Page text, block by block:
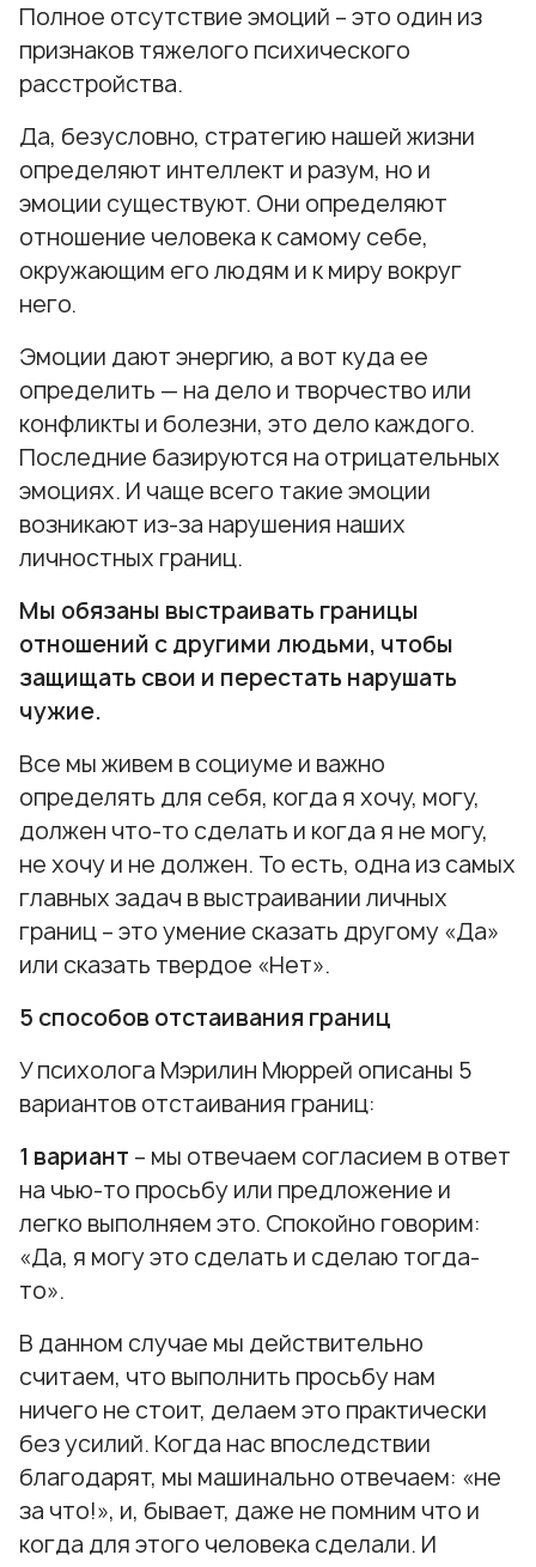
Полное отсутствие эмоций – это один из
признаков тяжелого психического
расстройства.
Да, безусловно, стратегию нашей жизни
определяют интеллект и разум, но и
эмоции существуют. Они определяют
отношение человека к самому себе,
окружающим его людям и к миру вокруг
него.
Эмоции дают энергию, а вот куда ее
определить — на дело и творчество или
конфликты и болезни, это дело каждого.
Последние базируются на отрицательных
эмоциях. И чаще всего такие эмоции
возникают из-за нарушения наших
личностных границ.
Мы обязаны выстраивать границы
отношений с другими людьми, чтобы
защищать свои и перестать нарушать
чужие.
Все мы живем в социуме и важно
определять для себя, когда я хочу, могу,
должен что-то сделать и когда я не могу,
не хочу и не должен. То есть, одна из самых
главных задач в выстраивании личных
границ – это умение сказать другому «Да»
или сказать твердое «Нет».
5 способов отстаивания границ
У психолога Мэрилин Мюррей описаны 5
вариантов отстаивания границ:
1 вариант – мы отвечаем согласием в ответ
на чью-то просьбу или предложение и
легко выполняем это. Спокойно говорим:
«Да, я могу это сделать и сделаю тогда-
то».
В данном случае мы действительно
считаем, что выполнить просьбу нам
ничего не стоит, делаем это практически
без усилий. Когда нас впоследствии
благодарят, мы машинально отвечаем: «не
за что!», и, бывает, даже не помним что и
когда для этого человека сделали. И